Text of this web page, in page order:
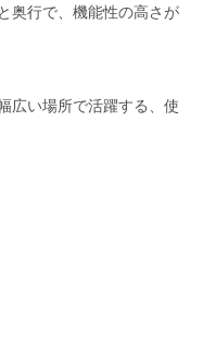
奥行で、機能性の高さが
広い場所で活躍する、使